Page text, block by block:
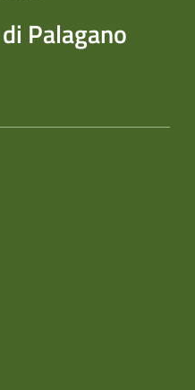
Palagano